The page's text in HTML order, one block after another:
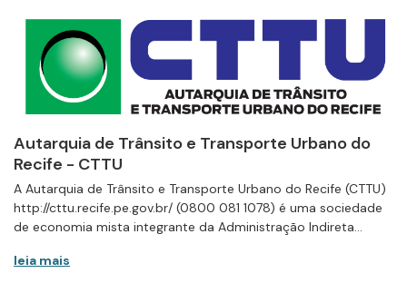
Autarquia de Trânsito e Transporte Urbano do
Recife - CTTU
A Autarquia de Trânsito e Transporte Urbano do Recife (CTTU)
http://cttu.recife.pe.gov.br/ (0800 081 1078) é uma sociedade
de economia mista integrante da Administração Indireta...
leia mais